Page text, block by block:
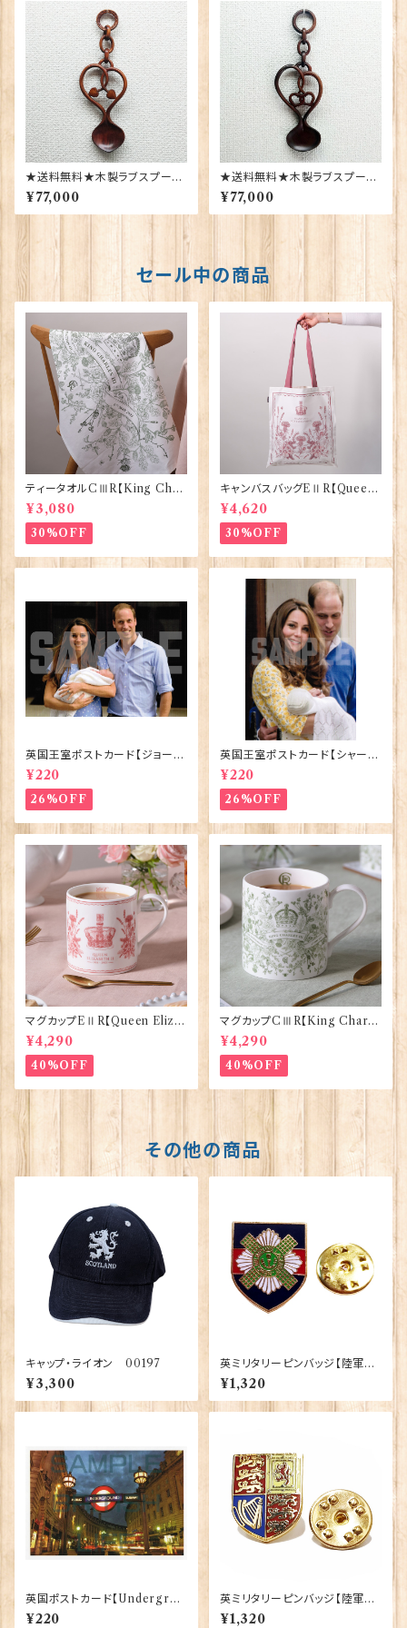
★送料無料★木製ラブスプーン
【Lace-21】Sion Llewellyn 4
0143
¥77,000
★送料無料★木製ラブスプーン
【Lace-8】Sion Llewellyn 40
140
¥77,000
セール中の商品
ティータオルCⅢR【King Char
lesⅢ Coronation】Victoria
Eggs 50129
¥3,080
30%OFF
キャンバスバッグEⅡR【Queen
ElizabethⅡ Commemorativ
e】Victoria Eggs 90332
¥4,620
30%OFF
英国王室ポストカード【ジョージ
王子ご誕生】Pageantry Post
card 90183-JEF100
¥220
26%OFF
英国王室ポストカード【シャーロ
ット王女2】Pageantry Postca
rd 90183-JEF202
¥220
26%OFF
マグカップEⅡR【Queen Eliza
bethⅡ Commemorative】Vi
ctoria Eggs 50126
¥4,290
40%OFF
マグカップCⅢR【King Charle
sⅢ Coronation】Victoria E
ggs 50127
¥4,290
40%OFF
その他の商品
キャップ・ライオン 00197
¥3,300
英ミリタリーピンバッジ【陸軍=S
hield Scots Guards】Traditi
on 90043-M011
¥1,320
英国ポストカード【Undergrou
nd - London】Jadges 90339
-09
¥220
英ミリタリーピンバッジ【陸軍=R
oyal Cypher】Tradition 900
43-M040
¥1,320